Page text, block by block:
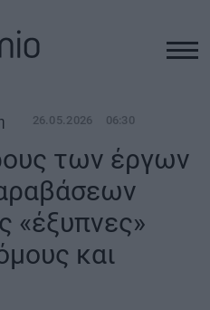
26.05.2026 06:30
των έργων
«έξυπνες»
και